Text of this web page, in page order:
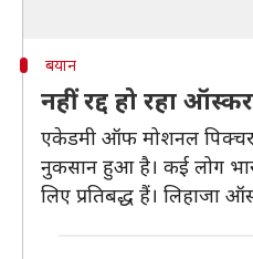
बयान
नहीं रद्द हो रहा
एकेडमी ऑफ मोशनल पिक्चर
नुकसान हुआ है। कई लोग
लिए प्रतिबद्ध हैं। लिहाजा